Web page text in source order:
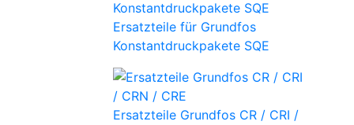
Ersatzteile für Grundfos
Konstantdruckpakete SQE
Ersatzteile Grundfos CR / CRI /